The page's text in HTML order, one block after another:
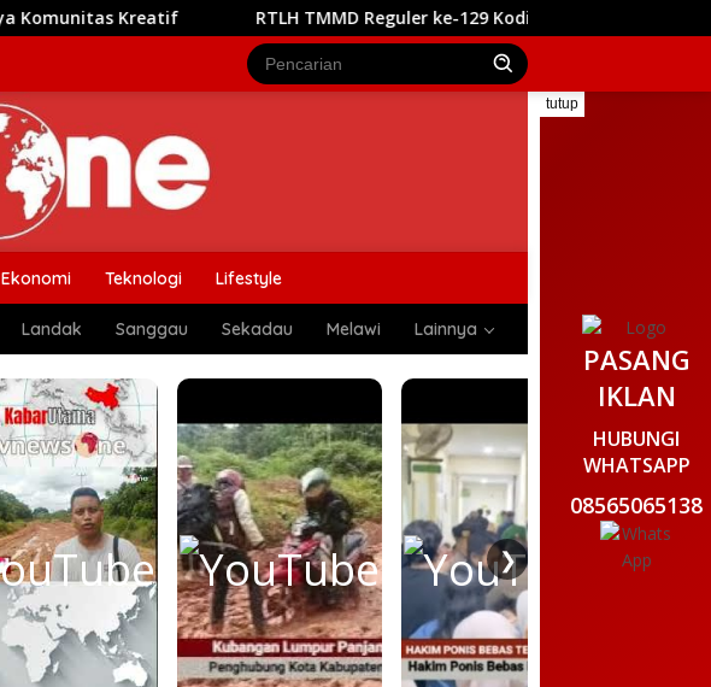
RTLH TMMD Reguler ke-129 Kodim 1208/Sambas Masuki Tahap Finishing,
tutup
PASANG
IKLAN
HUBUNGI
WHATSAPP
08565065138
Ekonomi Teknologi Lifestyle
Landak Sanggau Sekadau Melawi Lainnya
❯